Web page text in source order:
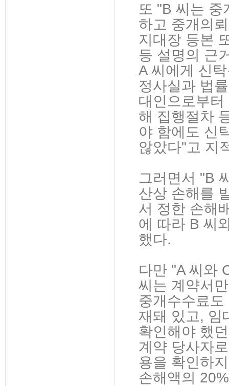
또 "B 씨는 중
하고 중개의
지대장 등본
등 설명의 근
A 씨에게 신
정사실과 법
대인으로부
해 집행절차
야 함에도 신
않았다"고 지
그러면서 "B
산상 손해를
서 정한 손해
에 따라 B 씨
했다.
다만 "A 씨와
씨는 계약서
중개수수료
재돼 있고, 임
확인해야 했
계약 당사자
용을 확인하
손해액의